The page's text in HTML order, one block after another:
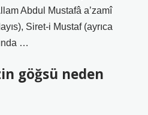
Abdul Mustafâ a’zamî
Siret-i Mustaf (ayrıca
…
göğsü neden